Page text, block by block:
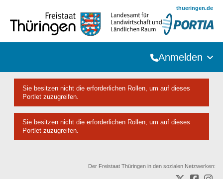
thueringen.de
Anmelden
Sie besitzen nicht die erforderlichen Rollen, um auf dieses
Portlet zuzugreifen.
Sie besitzen nicht die erforderlichen Rollen, um auf dieses
Portlet zuzugreifen.
Der Freistaat Thüringen in den sozialen Netzwerken: